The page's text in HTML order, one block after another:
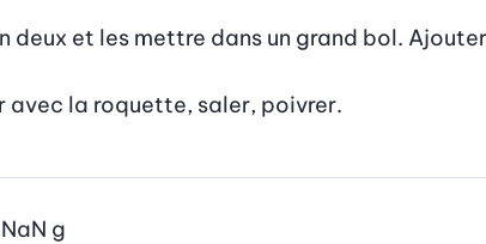
deux et les mettre dans un grand bol.
la roquette, saler, poivrer.
NaN g